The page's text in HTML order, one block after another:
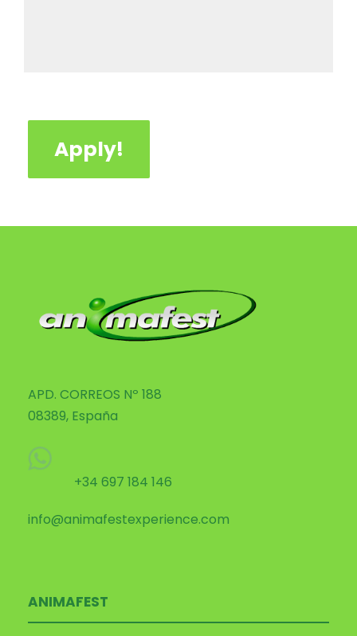
Apply!
APD. CORREOS Nº 188
08389, España
+34 697 184 146
info@animafestexperience.com
ANIMAFEST